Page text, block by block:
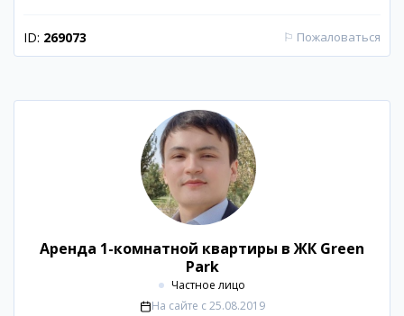
ID: 269073 ⚐ Пожаловаться
Аренда 1-комнатной квартиры в ЖК Green
Park
Частное лицо
На сайте с 25.08.2019